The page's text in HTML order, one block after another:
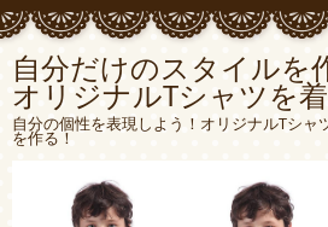
自分だけのスタイルを
オリジナルTシャツを着
自分の個性を表現しよう！オリジナルTシャ
を作る！